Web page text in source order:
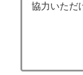
協力いただ